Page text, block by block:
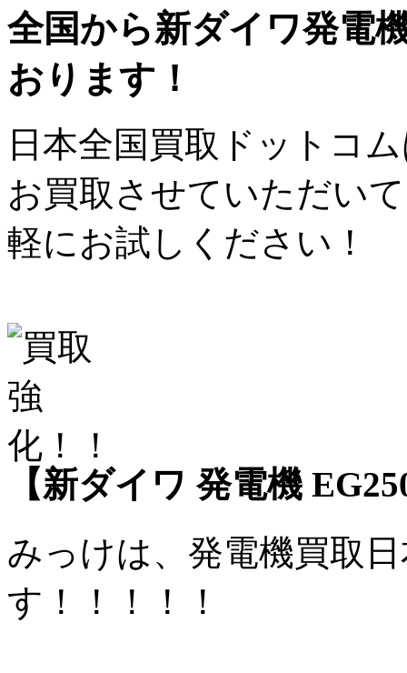
全国から新ダイワ発電
おります！
日本全国買取ドットコ
お買取させていただい
軽にお試しください！
【新ダイワ 発電機
みっけは、発電機買取
す！！！！！